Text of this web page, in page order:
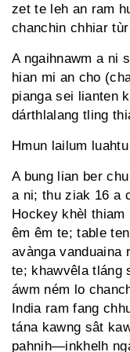
zet te leh an ram
chanchin chhiar
A ngaihnawm a ni
hian mi an cho
pianga sei lianten
dárthlalang tling
Hmun lailum
A bung lian ber
a ni; thu ziak 16 a
Hockey khèl thiam
êm êm te; table
avànga vanduaina
te; khawvêla tláng
áwm ném lo
India ram fang
tána kawng sât
pahnih—inkhelh